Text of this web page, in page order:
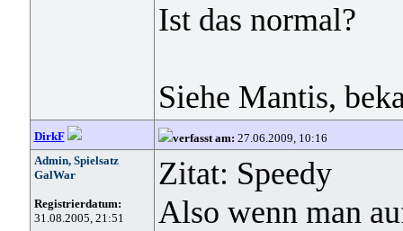
Ist das normal?
Siehe Mantis,
DirkF verfasst am: 27.06.2009, 10:16
Admin, Spielsatz
GalWar
Registrierdatum:
31.08.2005, 21:51
Zitat: Speedy
Also wenn man